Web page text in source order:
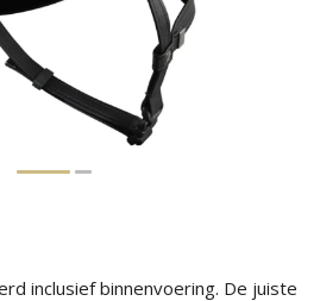
inclusief binnenvoering. De juiste